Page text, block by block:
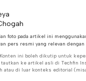
foto pada artikel ini
pers resmi yang relevan dengan
ini boleh dikutip untuk
ke artikel asli di Techfin
atau di luar konteks editorial